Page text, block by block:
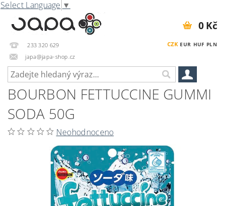
Select Language ▼
233 320 629
japa@japa-shop.cz
CZK EUR HUF PLN
0 Kč
BOURBON FETTUCCINE GUMMI
SODA 50G
Neohodnoceno